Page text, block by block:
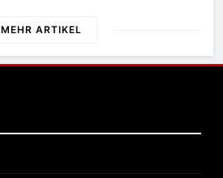
MEHR ARTIKEL